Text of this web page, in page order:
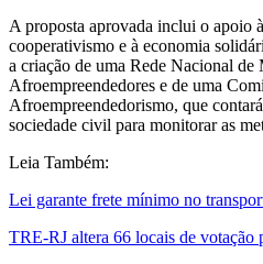
A proposta aprovada inclui o apoio
cooperativismo e à economia
a criação de uma Rede Nacional de
Afroempreendedores e de uma
Afroempreendedorismo, que
sociedade civil para monitorar as
Leia Também:
Lei garante frete mínimo no
TRE-RJ altera 66 locais de votação